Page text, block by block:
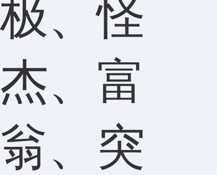
极、怪
杰、富
翁、突